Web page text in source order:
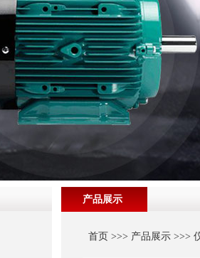
产品展示
首页 >>> 产品展示>>>